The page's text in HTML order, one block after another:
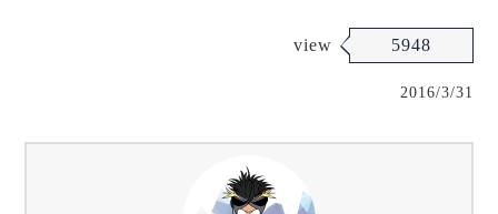
view 5948
2016/3/31